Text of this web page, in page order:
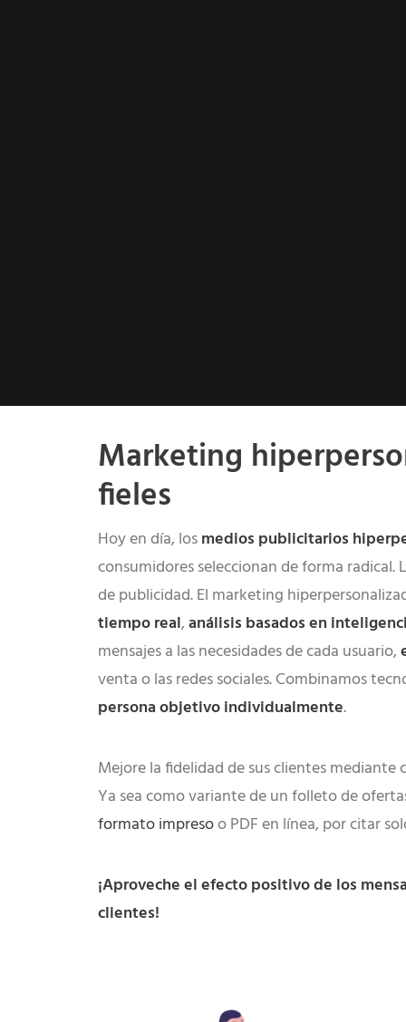
Marketing
fieles
Hoy en día, losmedios publicitarios
consumidores seleccionan de forma
de publicidad. El marketing
tiempo real,análisis basados en
mensajes a las necesidades de cada usuario,
venta o las redes sociales. Combinamos
persona objetivo individualmente.
Mejore la fidelidad de sus clientes
Ya sea como variante de un folleto de
formato impresoo PDF en línea, por citar
¡Aproveche el efecto positivo de los
clientes!